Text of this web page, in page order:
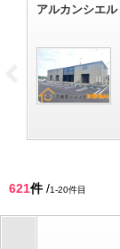
アルカンシエ
621件/1-20件目